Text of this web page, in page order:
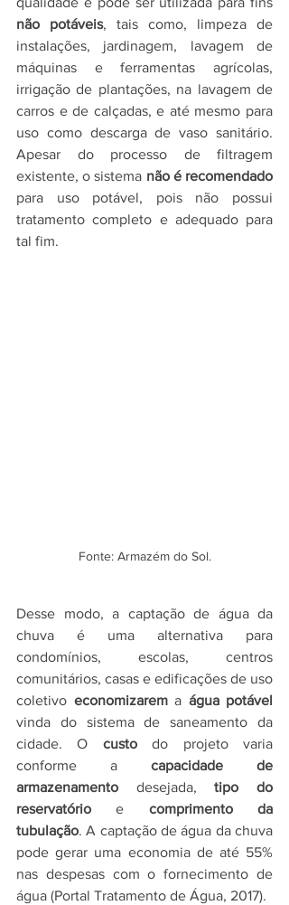
não potáveis, tais como, limpeza de
instalações, jardinagem, lavagem de
máquinas e ferramentas agrícolas,
irrigação de plantações, na lavagem de
carros e de calçadas, e até mesmo para
uso como descarga de vaso sanitário.
Apesar do processo de filtragem
existente, o sistema não é recomendado
para uso potável, pois não possui
tratamento completo e adequado para
tal fim.
Fonte: Armazém do Sol.
Desse modo, a captação de água da
chuva é uma alternativa para
condomínios, escolas, centros
comunitários, casas e edificações de uso
coletivo economizarem a água potável
vinda do sistema de saneamento da
cidade. O custo do projeto varia
conforme a capacidade de
armazenamento desejada, tipo do
reservatório e comprimento da
tubulação. A captação de água da chuva
pode gerar uma economia de até 55%
nas despesas com o fornecimento de
água (Portal Tratamento de Água, 2017).